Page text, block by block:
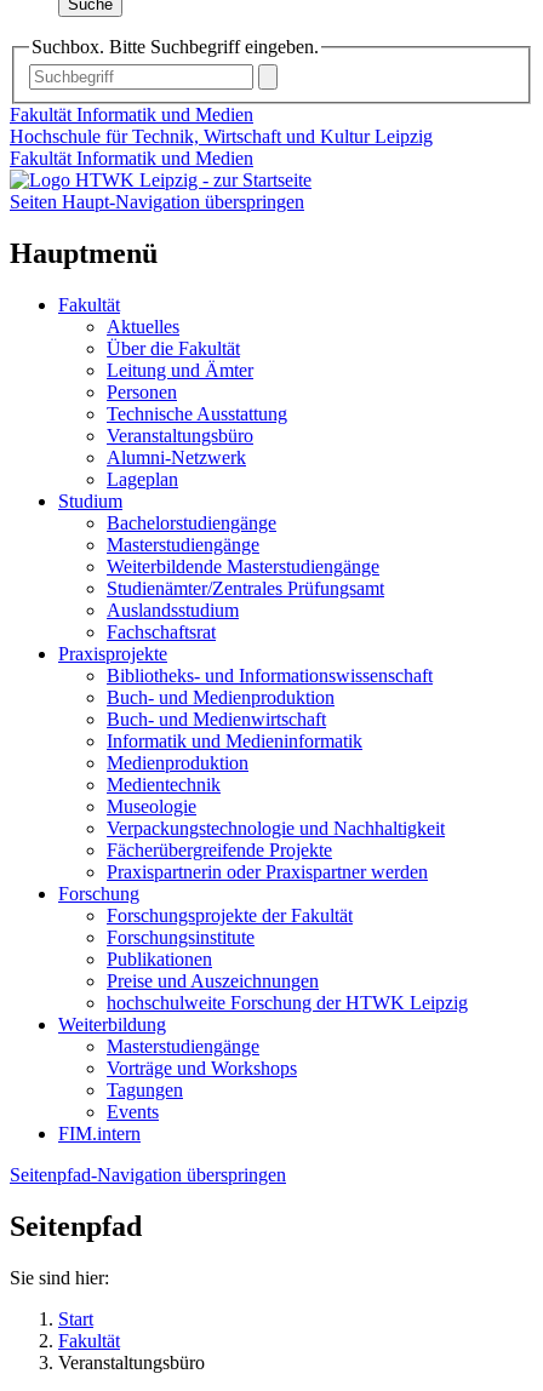
Suche
Suchbox. Bitte Suchbegriff eingeben.
Fakultät Informatik und Medien
Hochschule für Technik, Wirtschaft und Kultur Leipzig
Fakultät Informatik und Medien
Seiten Haupt-Navigation überspringen
Hauptmenü
Fakultät
Aktuelles
Über die Fakultät
Leitung und Ämter
Personen
Technische Ausstattung
Veranstaltungsbüro
Alumni-Netzwerk
Lageplan
Studium
Bachelorstudiengänge
Masterstudiengänge
Weiterbildende Masterstudiengänge
Studienämter/Zentrales Prüfungsamt
Auslandsstudium
Fachschaftsrat
Praxisprojekte
Bibliotheks- und Informationswissenschaft
Buch- und Medienproduktion
Buch- und Medienwirtschaft
Informatik und Medieninformatik
Medienproduktion
Medientechnik
Museologie
Verpackungstechnologie und Nachhaltigkeit
Fächerübergreifende Projekte
Praxispartnerin oder Praxispartner werden
Forschung
Forschungsprojekte der Fakultät
Forschungsinstitute
Publikationen
Preise und Auszeichnungen
hochschulweite Forschung der HTWK Leipzig
Weiterbildung
Masterstudiengänge
Vorträge und Workshops
Tagungen
Events
FIM.intern
Seitenpfad-Navigation überspringen
Seitenpfad
Sie sind hier:
Start
Fakultät
Veranstaltungsbüro